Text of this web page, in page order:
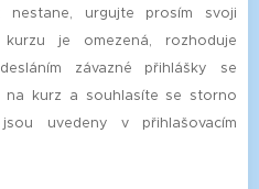
urgujte prosím svoji
kurzu je omezená, rozhoduje
závazné přihlášky se
na kurz a souhlasíte se storno
uvedeny v přihlašovacím